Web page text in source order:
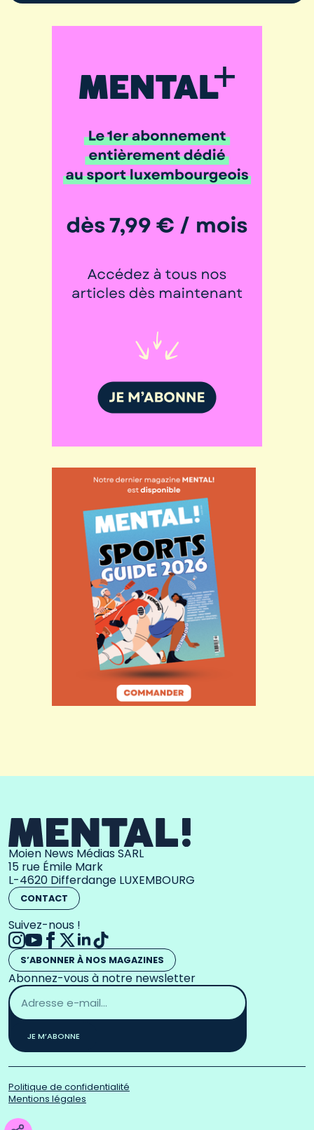
Moien News Médias SARL
15 rue Émile Mark
L-4620 Differdange LUXEMBOURG
CONTACT
Suivez-nous !
S’ABONNER À NOS MAGAZINES
Abonnez-vous à notre newsletter
Adresse
email
*
JE M’ABONNE
Politique de confidentialité
Mentions légales